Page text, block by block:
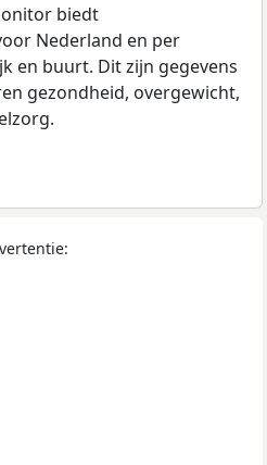
biedt
Nederland en per
en buurt. Dit zijn gegevens
gezondheid, overgewicht,